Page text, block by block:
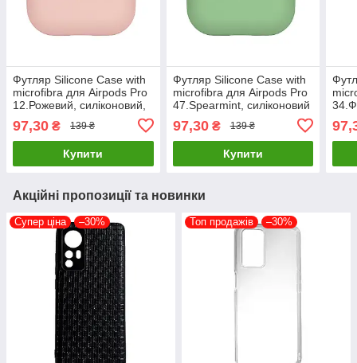
Футляр Silicone Case with
microfibra для Airpods Pro
12.Рожевий, силіконовий,
з карабіном для зручності
використання
97,30 ₴ 139 ₴
Купити
Футляр Silicone Case with
microfibra для Airpods Pro
47.Spearmint, силіконовий
97,30₴ 139 ₴
Купити
Акційні пропозиції та новинки
Супер ціна –30% Топ продажів –30%